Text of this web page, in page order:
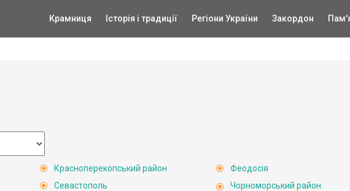
Крамниця Історія і традиції Регіони України Закордон
Красноперекопський район
Севастополь
Феодосія
Чорноморський район